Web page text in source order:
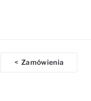
o
< Zamówienia